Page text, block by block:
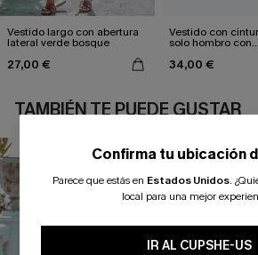
Vestido largo con abertura
lateral verde bosque
27,00 €
Vestido con
solo hombro con
34,00 €
TAMBIÉN TE PUEDE GUSTAR
Confirma tu ubicación
Parece que estás en Estados Unidos.
local para una mejor
IR AL CUPSHE-US